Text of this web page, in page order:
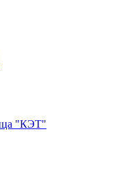
"КЭТ"